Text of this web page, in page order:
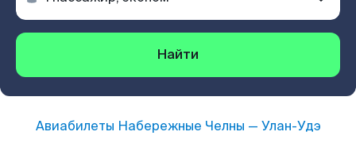
Найти
Авиабилеты Набережные Челны — Улан-Удэ